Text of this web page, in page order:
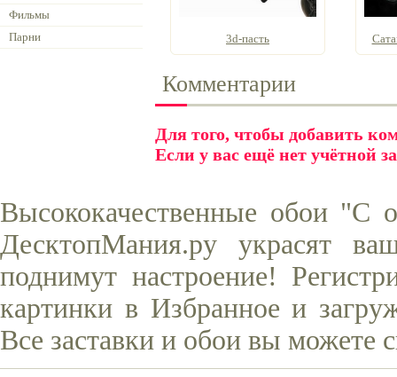
Фильмы
Парни
3d-пасть
Комментарии
Для того, чтобы добавить
Если у вас ещё нет учётной
Высококачественные обои "С
ДесктопМания.ру украсят
поднимут настроение!
картинки в Избранное и
Все заставки и обои вы можете